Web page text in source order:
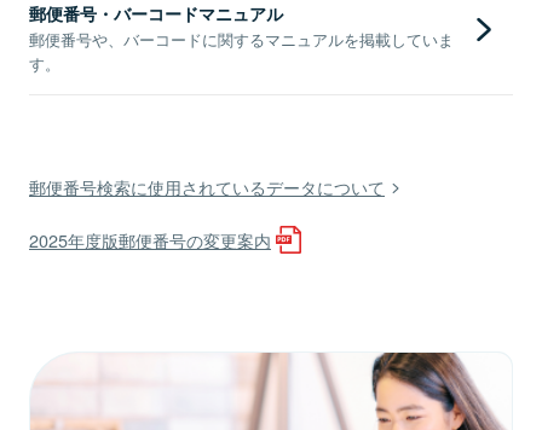
郵便番号・バーコードマニュアル
郵便番号や、バーコードに関するマニュアルを掲載していま
す。
郵便番号検索に使用されているデータについて
2025年度版郵便番号の変更案内